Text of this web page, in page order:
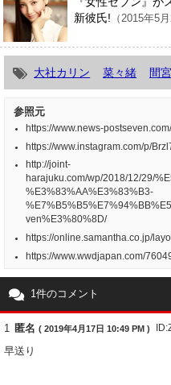
新彼氏! （2015年5月
大社カリン 菜々緒 間
参照元
https://www.news-
https://www.instagram.com/p/
http://joint-
harajuku.com/wp/2018/12/29/
%E3%83%AA%E3%83%B3-
ven%E3%80%8D/
https://online.samantha.co.jp/
https://www.wwdjapan.com/
1件のコメント
1 匿名 ( 2019年4月17日 10:49 PM )
早送り